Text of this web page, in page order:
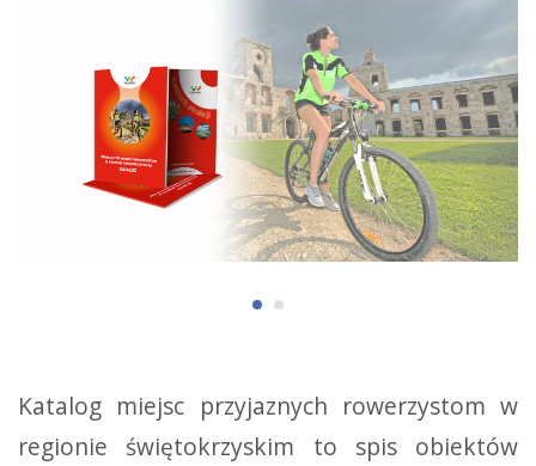
Katalog miejsc przyjaznych rowerzystom w
regionie świętokrzyskim to spis obiektów